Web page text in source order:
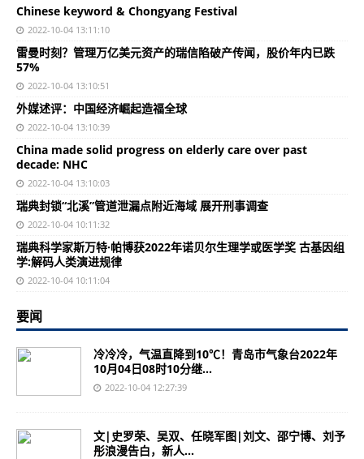
Chinese keyword & Chongyang Festival
2022-10-04 13:11:10
雷曼时刻？管理万亿美元资产的瑞信陷破产传闻，股价年内已跌
57%
2022-10-04 13:10:51
外媒述评：中国经济崛起造福全球
2022-10-04 13:10:39
China made solid progress on elderly care over past
decade: NHC
2022-10-04 13:10:03
瑞典封锁“北溪”管道泄漏点附近海域 展开刑事调查
2022-10-04 10:11:32
瑞典科学家斯万特·帕博获2022年诺贝尔生理学或医学奖 古基因组
学:解码人类演进规律
2022-10-04 10:11:04
要闻
冷冷冷，气温直降到10℃！青岛市气象台2022年
10月04日08时10分继...
2022-10-04 12:27:39
文|史罗荣、吴双、任晓军图|刘文、邵宁博、刘予
彤浪漫告白，新人...